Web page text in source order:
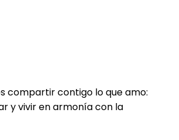
compartir contigo lo que amo:
y vivir en armonía con la